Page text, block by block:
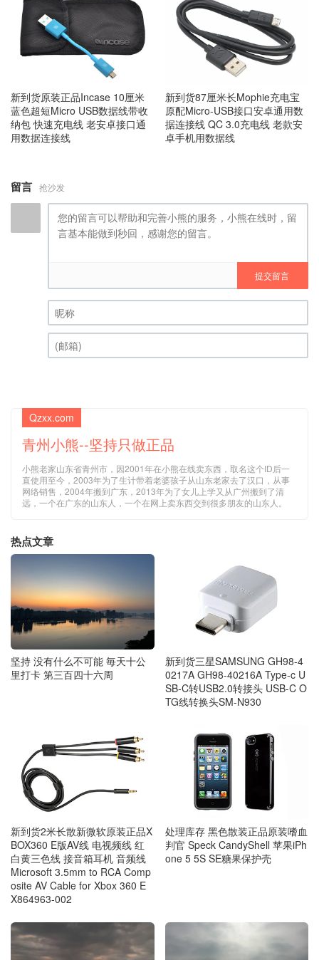
新到货原装正品Incase 10厘米
蓝色超短Micro USB数据线带收
纳包 快速充电线 老安卓接口通
用数据连接线
新到货87厘米长Mophie充电宝
原配Micro-USB接口安卓通用数
据连接线 QC 3.0充电线 老款安
卓手机用数据线
留言 抢沙发
提交留言
昵称 (必填)
Qzxx.com
青州小熊--坚持只做正品
小熊老家山东省青州市，因2001年在小熊在线卖东西，取名这个ID后一
直使用至今，2003年为了生计带着老婆孩子从山东老家去了汉口，从事
网络销售，2004年搬到广东，2013年为了女儿上学又从广州搬到了清
远，一个在广东的山东人，一个在网上卖东西交到很多朋友的山东人。
热点文章
坚持 没有什么不可能 毎天十公
里打卡 第三百四十六周
新到货三星SAMSUNG GH98-4
0217A GH98-40216A Type-c U
SB-C转USB2.0转接头 USB-C O
TG线转换头SM-N930
新到货2米长散新微软原装正品X
BOX360 E版AV线 电视频线 红
白黄三色线 接音箱耳机 音频线
Microsoft 3.5mm to RCA Comp
osite AV Cable for Xbox 360 E
X864963-002
处理库存 黑色散装正品原装嗜血
判官 Speck CandyShell 苹果iPh
one 5 5S SE糖果保护壳